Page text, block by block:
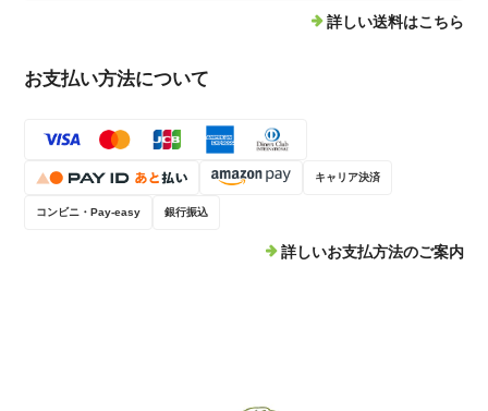
詳しい送料はこちら
お支払い方法について
キャリア決済
コンビニ・Pay-easy 銀行振込
詳しいお支払方法のご案内